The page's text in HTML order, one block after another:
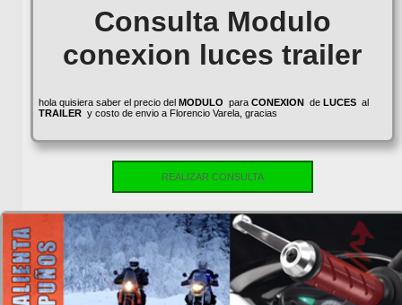
Consulta Modulo
conexion luces trailer
hola quisiera saber el precio del MODULO para CONEXIONde LUCESal
TRAILERy costo de envio a Florencio Varela, gracias
REALIZAR CONSULTA